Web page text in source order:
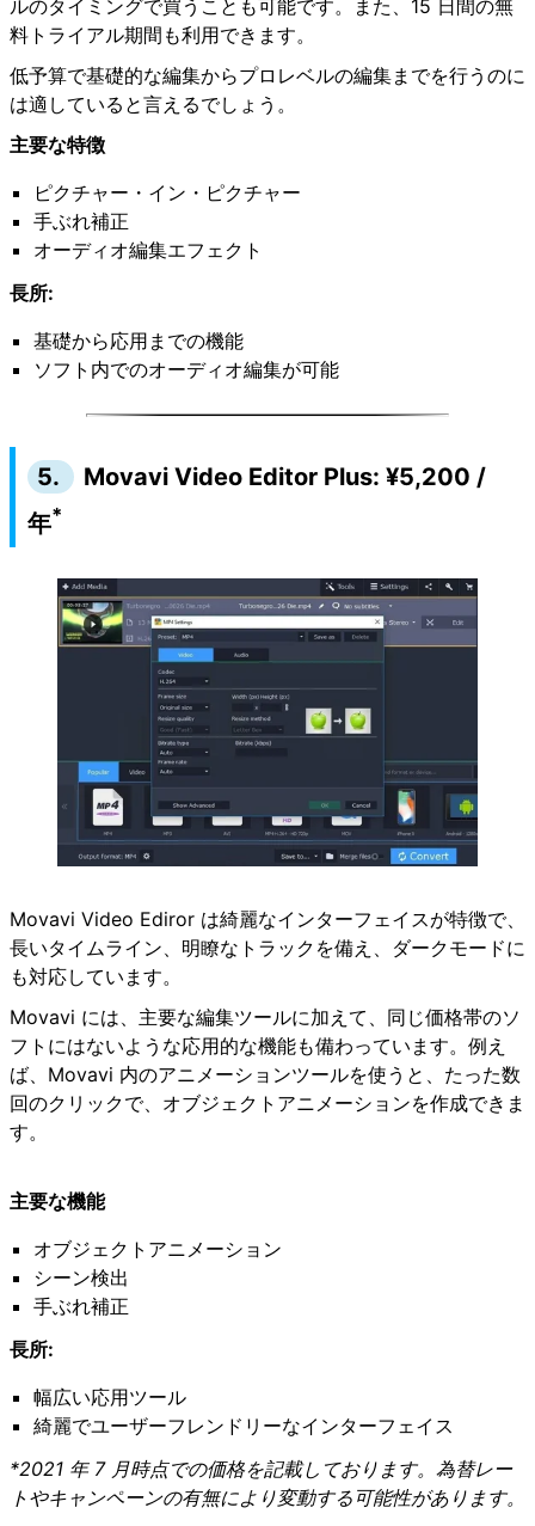
ルのタイミングで買うことも可能です。また、15 日間の無
料トライアル期間も利用できます。
低予算で基礎的な編集からプロレベルの編集までを行うのに
は適していると言えるでしょう。
主要な特徴
ピクチャー・イン・ピクチャー
手ぶれ補正
オーディオ編集エフェクト
長所:
基礎から応用までの機能
ソフト内でのオーディオ編集が可能
5.
Movavi Video Editor Plus: ¥5,200 /
年*
Movavi Video Ediror は綺麗なインターフェイスが特徴で、
長いタイムライン、明瞭なトラックを備え、ダークモードに
も対応しています。
Movavi には、主要な編集ツールに加えて、同じ価格帯のソ
フトにはないような応用的な機能も備わっています。例え
ば、Movavi 内のアニメーションツールを使うと、たった数
回のクリックで、オブジェクトアニメーションを作成できま
す。
主要な機能
オブジェクトアニメーション
シーン検出
手ぶれ補正
長所:
幅広い応用ツール
綺麗でユーザーフレンドリーなインターフェイス
*2021 年 7 月時点での価格を記載しております。為替レー
トやキャンペーンの有無により変動する可能性があります。